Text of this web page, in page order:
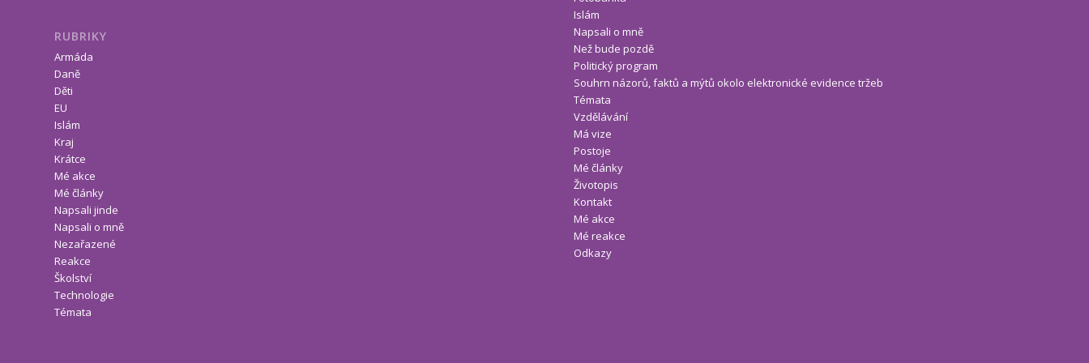
RUBRIKY
Armáda
Daně
Děti
EU
Islám
Kraj
Krátce
Mé akce
Mé články
Napsali jinde
Napsali o mně
Nezařazené
Reakce
Školství
Technologie
Témata
Islám
Napsali o mně
Než bude pozdě
Politický program
Souhrn názorů, faktů a mýtů okolo elektronické evidence tržeb
Témata
Vzdělávání
Má vize
Postoje
Mé články
Životopis
Kontakt
Mé akce
Mé reakce
Odkazy